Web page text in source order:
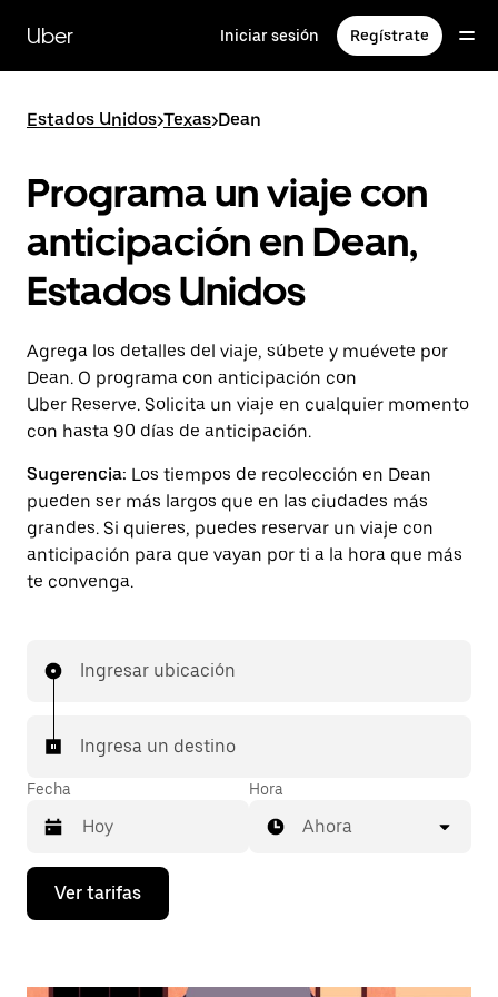
contenido
principal
Uber Iniciar sesión Regístrate
Estados Unidos>Texas>Dean
Programa un viaje con
anticipación en Dean,
Estados Unidos
Agrega los detalles del viaje, súbete y muévete por
Dean. O programa con anticipación con
Uber Reserve. Solicita un viaje en cualquier momento
con hasta 90 días de anticipación.
Sugerencia: Los tiempos de recolección en Dean
pueden ser más largos que en las ciudades más
grandes. Si quieres, puedes reservar un viaje con
anticipación para que vayan por ti a la hora que más
te convenga.
Ingresar ubicación
Ingresa un destino
Fecha
Presiona
flecha
Hora
Ahora
Ver tarifas